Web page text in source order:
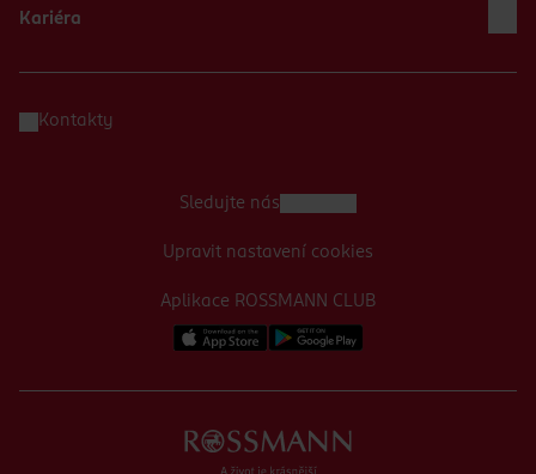
Kariéra
Kontakty
Aplikace ROSSMANN CLUB
Sledujte nás
Upravit nastavení cookies